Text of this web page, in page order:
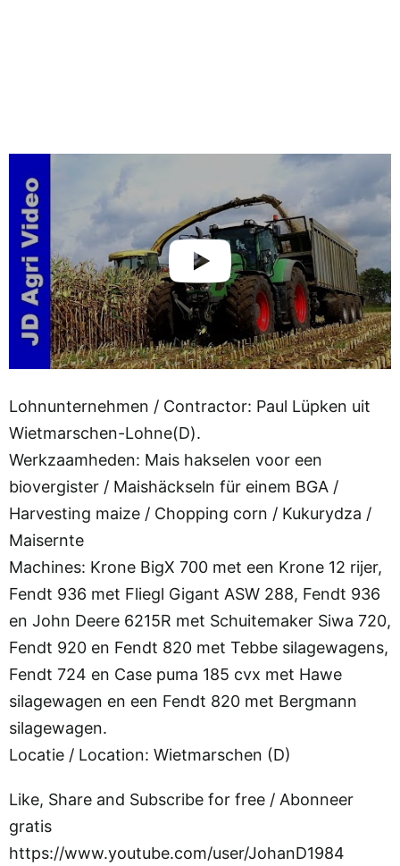
Lohnunternehmen / Contractor: Paul Lüpken uit
Wietmarschen-Lohne(D).
Werkzaamheden: Mais hakselen voor een
biovergister / Maishäckseln für einem BGA /
Harvesting maize / Chopping corn / Kukurydza /
Maisernte
Machines: Krone BigX 700 met een Krone 12 rijer,
Fendt 936 met Fliegl Gigant ASW 288, Fendt 936
en John Deere 6215R met Schuitemaker Siwa 720,
Fendt 920 en Fendt 820 met Tebbe silagewagens,
Fendt 724 en Case puma 185 cvx met Hawe
silagewagen en een Fendt 820 met Bergmann
silagewagen.
Locatie / Location: Wietmarschen (D)
Like, Share and Subscribe for free / Abonneer
gratis
https://www.youtube.com/user/JohanD1984